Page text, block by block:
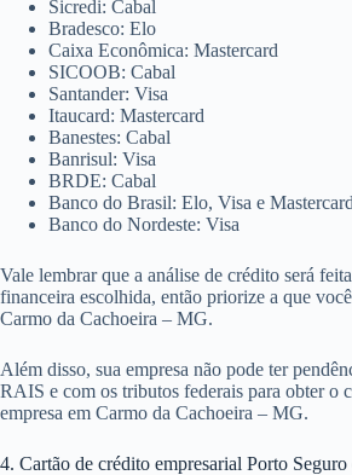
Sicredi: Cabal
Bradesco: Elo
Caixa Econômica: Mastercard
SICOOB: Cabal
Santander: Visa
Itaucard: Mastercard
Banestes: Cabal
Banrisul: Visa
BRDE: Cabal
Banco do Brasil: Elo, Visa e Mastercard
Banco do Nordeste: Visa
Vale lembrar que a análise de crédito será
financeira escolhida, então priorize a que
Carmo da Cachoeira – MG.
Além disso, sua empresa não pode ter
RAIS e com os tributos federais para obter o
empresa em Carmo da Cachoeira – MG.
4. Cartão de crédito empresarial Porto